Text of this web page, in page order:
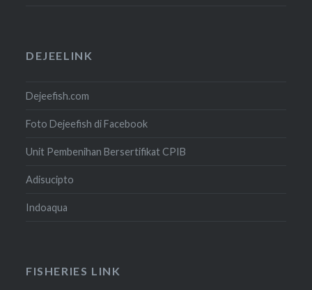
DEJEELINK
Dejeefish.com
Foto Dejeefish di Facebook
Unit Pembenihan Bersertifikat CPIB
Adisucipto
Indoaqua
FISHERIES LINK